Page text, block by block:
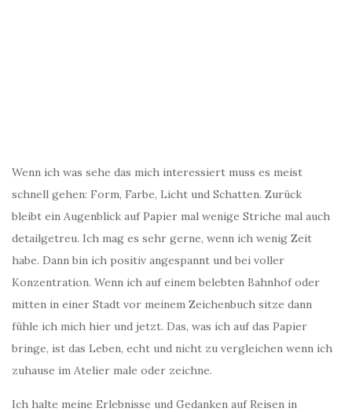
Wenn ich was sehe das mich interessiert muss es meist
schnell gehen: Form, Farbe, Licht und Schatten. Zurück
bleibt ein Augenblick auf Papier mal wenige Striche mal auch
detailgetreu. Ich mag es sehr gerne, wenn ich wenig Zeit
habe. Dann bin ich positiv angespannt und bei voller
Konzentration. Wenn ich auf einem belebten Bahnhof oder
mitten in einer Stadt vor meinem Zeichenbuch sitze dann
fühle ich mich hier und jetzt. Das, was ich auf das Papier
bringe, ist das Leben, echt und nicht zu vergleichen wenn ich
zuhause im Atelier male oder zeichne.
Ich halte meine Erlebnisse und Gedanken auf Reisen in